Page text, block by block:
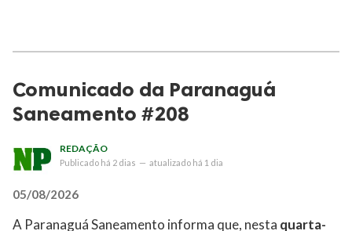
Comunicado da Paranaguá
Saneamento #208
REDAÇÃO
Publicado há 2 dias — atualizado há 1 dia
05/08/2026
A Paranaguá Saneamento informa que, nesta quarta-